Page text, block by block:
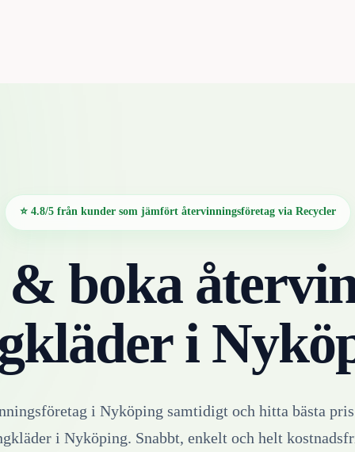
⭐ 4.8/5 från kunder som jämfört återvinningsföretag via Recycler
boka
i
i Nyköping samtidigt och hitta bästa
i Nyköping. Snabbt, enkelt och helt